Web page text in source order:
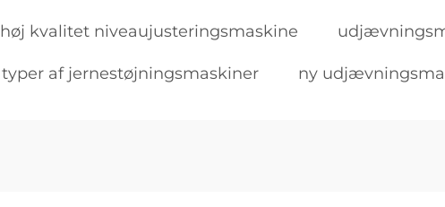
høj kvalitet niveaujusteringsmaskine
typer af jernestøjningsmaskiner ny